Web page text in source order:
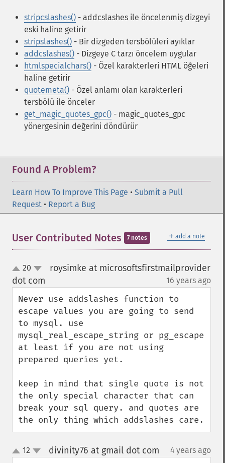
stripcslashes() - addcslashes ile öncelenmiş dizgeyi
eski haline getirir
stripslashes() - Bir dizgeden tersbölüleri ayıklar
addcslashes() - Dizgeye C tarzı öncelem uygular
htmlspecialchars() - Özel karakterleri HTML öğeleri
haline getirir
quotemeta() - Özel anlamı olan karakterleri
tersbölü ile önceler
get_magic_quotes_gpc() - magic_quotes_gpc
yönergesinin değerini döndürür
Found A Problem?
Learn How To Improve This Page • Submit a Pull
Request • Report a Bug
＋ add a note
User Contributed Notes 7 notes
up
down
20
roysimke at microsoftsfirstmailprovider
dot com
16 years ago
Never use addslashes function to
escape values you are going to send
to mysql. use
mysql_real_escape_string or pg_escape
at least if you are not using
prepared queries yet.
keep in mind that single quote is not
the only special character that can
break your sql query. and quotes are
the only thing which addslashes care.
up
down
12 divinity76 at gmail dot com 4 years ago